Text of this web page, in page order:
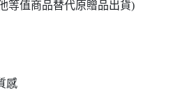
等值商品替代原贈品出貨)
感